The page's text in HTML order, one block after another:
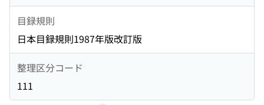
目録規則
日本目録規則1987年版改訂版
整理区分コード
111